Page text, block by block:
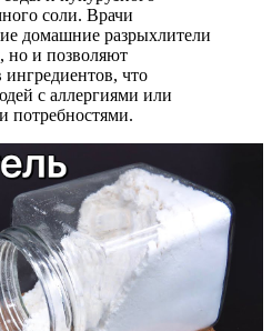
соли. Врачи
домашние разрыхлители
но и позволяют
ингредиентов, что
с аллергиями или
потребностями.